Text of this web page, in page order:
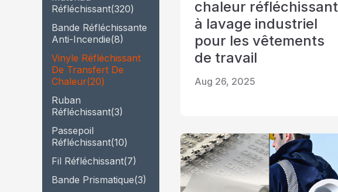
Ruban prism
Briller dans le matériau
sombre
Réfléchissant(320)
Bande Réfléchissante
Anti-Incendie(8)
Vinyle Réfléchissant
De Transfert De
Chaleur(20)
Ruban
Réfléchissant(3)
Passepoil
Réfléchissant(10)
Fil Réfléchissant(7)
Bande Prismatique(3)
chaleur réfléchissant
à lavage industriel
pour les vêtements
de travail
Aug 26, 2025